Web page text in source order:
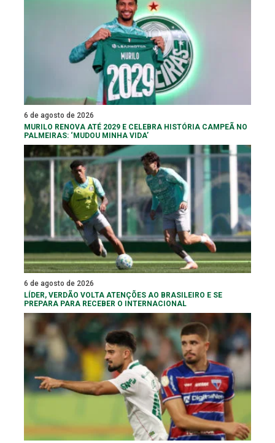
6 de agosto de 2026
MURILO RENOVA ATÉ 2029 E CELEBRA HISTÓRIA CAMPEÃ NO
PALMEIRAS: ‘MUDOU MINHA VIDA’
6 de agosto de 2026
LÍDER, VERDÃO VOLTA ATENÇÕES AO BRASILEIRO E SE
PREPARA PARA RECEBER O INTERNACIONAL